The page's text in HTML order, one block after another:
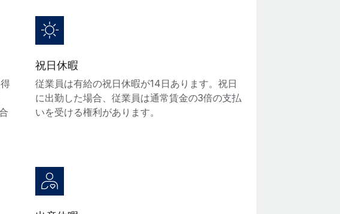
祝日休暇
従業員は有給の祝日休暇が14日あります。祝日
に出勤した場合、従業員は通常賃金の3倍の支払
いを受ける権利があります。